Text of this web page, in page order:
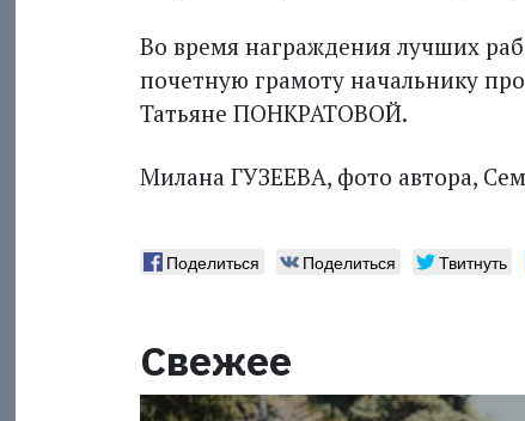
Во время награждения лучших
почетную грамоту начальнику
Татьяне ПОНКРАТОВОЙ.
Милана ГУЗЕЕВА, фото автора,
Поделиться Поделиться Твитнуть
Свежее